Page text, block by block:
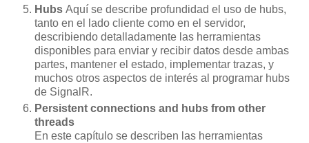
Hubs Aquí se describe profundidad el uso de hubs,
tanto en el lado cliente como en el servidor,
describiendo detalladamente las herramientas
disponibles para enviar y recibir datos desde ambas
partes, mantener el estado, implementar trazas, y
muchos otros aspectos de interés al programar hubs
de SignalR.
Persistent connections and hubs from other
threads
En este capítulo se describen las herramientas